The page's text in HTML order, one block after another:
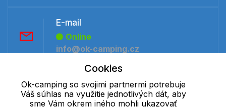
E-mail
Online
info@ok-camping.cz
Telefón:
Offline
+421 277 270 091
Cookies
Ok-camping so svojimi partnermi potrebuje
Váš súhlas na využitie jednotlivých dát, aby
sme Vám okrem iného mohli ukazovať